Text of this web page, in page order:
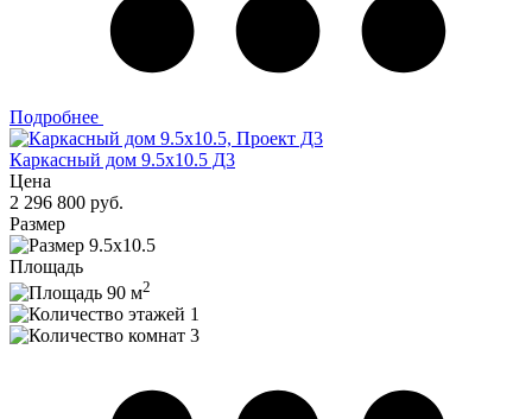
Подробнее
Каркасный дом 9.5х10.5 Д3
Цена
2 296 800 руб.
Размер
9.5х10.5
Площадь
90 м2
1
3